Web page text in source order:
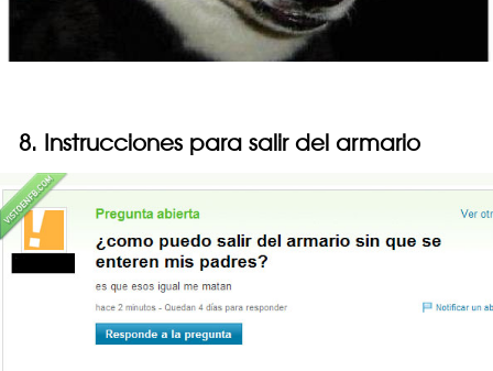
8. Instrucciones para salir del armario